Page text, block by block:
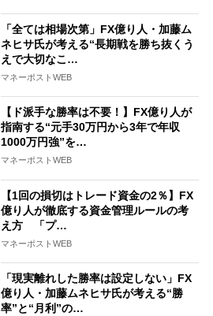
「全ては相場次第」FX億り人・加藤ム
ネヒサ氏が考える“長期戦を勝ち抜くう
えで大切なこ…
マネーポストWEB
【ド派手な勝率は不要！】FX億り人が
指南する“元手30万円から3年で年収
1000万円強”を…
マネーポストWEB
【1回の損切はトレード資金の2％】FX
億り人が徹底する資金管理ルールの考
え方 「プ…
マネーポストWEB
「現実離れした勝率は設定しない」FX
億り人・加藤ムネヒサ氏が考える“勝
率”と“月利”の…